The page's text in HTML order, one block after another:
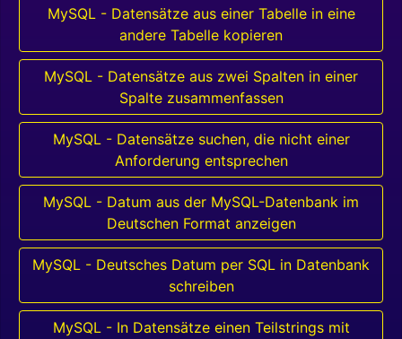
MySQL - Datensätze aus einer Tabelle in eine
andere Tabelle kopieren
MySQL - Datensätze aus zwei Spalten in einer
Spalte zusammenfassen
MySQL - Datensätze suchen, die nicht einer
Anforderung entsprechen
MySQL - Datum aus der MySQL-Datenbank im
Deutschen Format anzeigen
MySQL - Deutsches Datum per SQL in Datenbank
schreiben
MySQL - In Datensätze einen Teilstrings mit